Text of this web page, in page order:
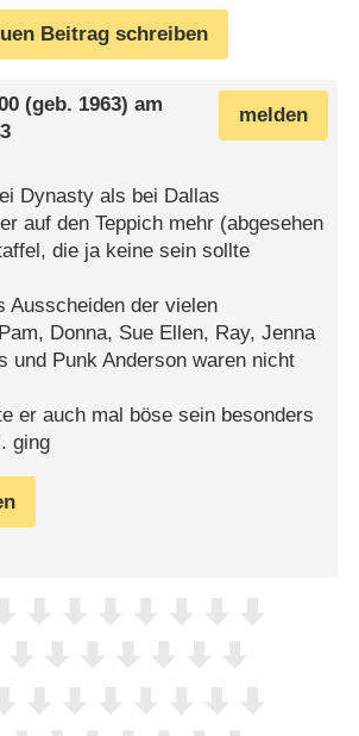
Beitrag schreiben
melden
(geb. 1963) am
Dynasty als bei Dallas
auf den Teppich mehr (abgesehen
die ja keine sein sollte
Ausscheiden der vielen
Donna, Sue Ellen, Ray, Jenna
und Punk Anderson waren nicht
er auch mal böse sein besonders
ging